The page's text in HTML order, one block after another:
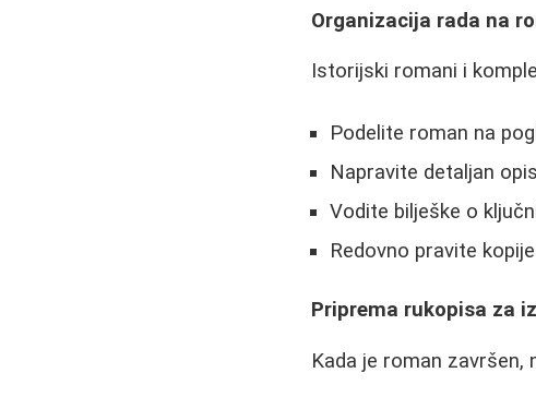
Organizacija rada na
Istorijski romani i
Podelite roman na
Napravite detaljan
Vodite bilješke o
Redovno pravite
Priprema rukopisa za
Kada je roman završen,